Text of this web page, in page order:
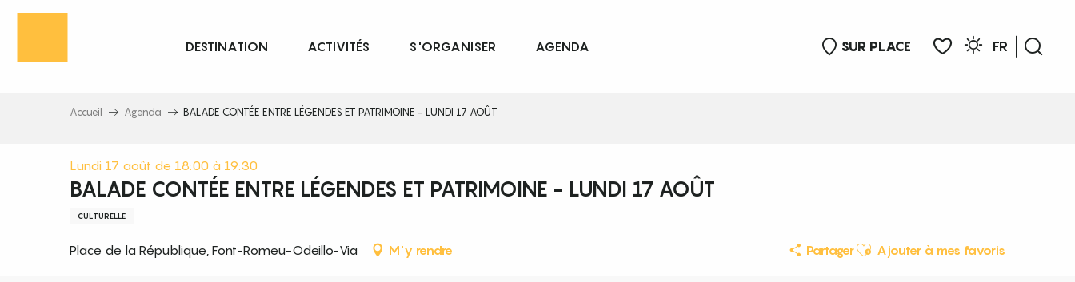
Aller
principal
SUR PLACE
FR
DESTINATION ACTIVITÉS S'ORGANISER AGENDA
Accueil Agenda BALADE CONTÉE ENTRE LÉGENDES ET PATRIMOINE - LUNDI 17 AOÛT
Lundi 17 août de 18:00 à 19:30
BALADE CONTÉE ENTRE LÉGENDES ET PATRIMOINE - LUNDI 17 AOÛT
CULTURELLE
Place de la République, Font-Romeu-Odeillo-Via M'y rendre PartagerAjouter aux favoris
Ajouter à mes favoris